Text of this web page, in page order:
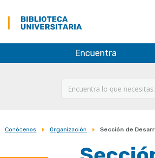
Biblioteca
ULPGC
Encuentra
Conócenos Organización Sección de